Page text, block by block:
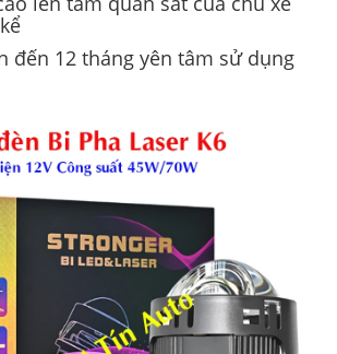
đến 12 tháng yên tâm sử dụng